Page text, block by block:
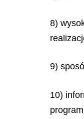
8)
9)
10)